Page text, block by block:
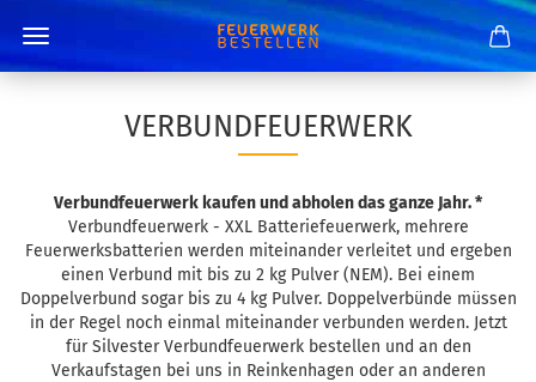
VERBUNDFEUERWERK
Verbundfeuerwerk kaufen und abholen das ganze Jahr. *
Verbundfeuerwerk - XXL Batteriefeuerwerk, mehrere
Feuerwerksbatterien werden miteinander verleitet und ergeben
einen Verbund mit bis zu 2 kg Pulver (NEM). Bei einem
Doppelverbund sogar bis zu 4 kg Pulver. Doppelverbünde müssen
in der Regel noch einmal miteinander verbunden werden. Jetzt
für Silvester Verbundfeuerwerk bestellen und an den
Verkaufstagen bei uns in Reinkenhagen oder an anderen